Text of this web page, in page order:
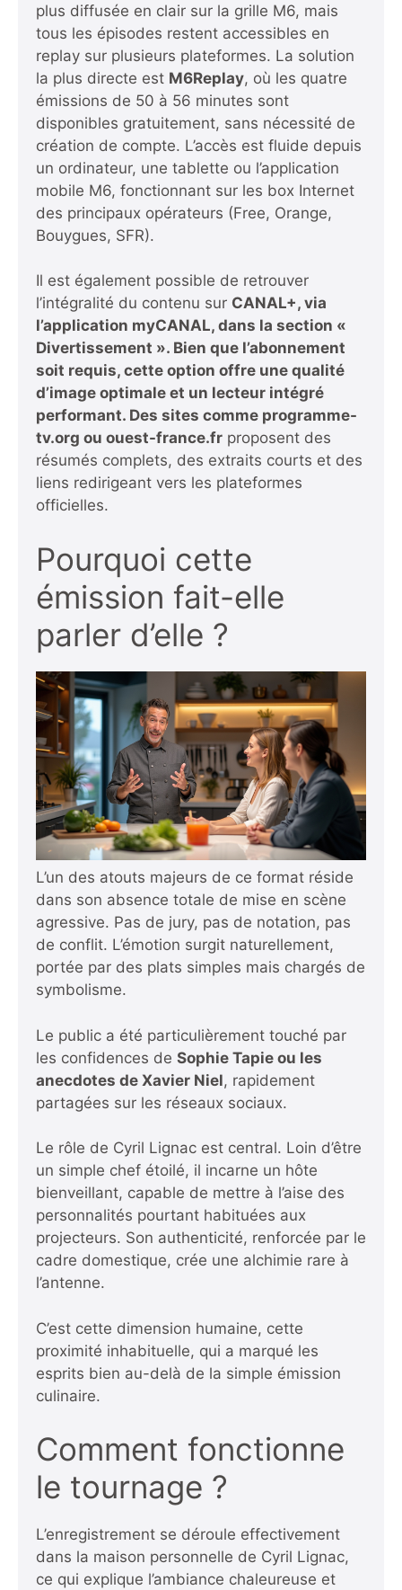
plus diffusée en clair sur la grille M6, mais
tous les épisodes restent accessibles en
replay sur plusieurs plateformes. La solution
la plus directe est M6Replay, où les quatre
émissions de 50 à 56 minutes sont
disponibles gratuitement, sans nécessité de
création de compte. L’accès est fluide depuis
un ordinateur, une tablette ou l’application
mobile M6, fonctionnant sur les box Internet
des principaux opérateurs (Free, Orange,
Bouygues, SFR).
Il est également possible de retrouver
l’intégralité du contenu sur CANAL+, via
l’application myCANAL, dans la section «
Divertissement ». Bien que l’abonnement
soit requis, cette option offre une qualité
d’image optimale et un lecteur intégré
performant. Des sites comme programme-
tv.org ou ouest-france.fr proposent des
résumés complets, des extraits courts et des
liens redirigeant vers les plateformes
officielles.
Pourquoi cette
émission fait-elle
parler d’elle ?
L’un des atouts majeurs de ce format réside
dans son absence totale de mise en scène
agressive. Pas de jury, pas de notation, pas
de conflit. L’émotion surgit naturellement,
portée par des plats simples mais chargés de
symbolisme.
Le public a été particulièrement touché par
les confidences de Sophie Tapie ou les
anecdotes de Xavier Niel, rapidement
partagées sur les réseaux sociaux.
Le rôle de Cyril Lignac est central. Loin d’être
un simple chef étoilé, il incarne un hôte
bienveillant, capable de mettre à l’aise des
personnalités pourtant habituées aux
projecteurs. Son authenticité, renforcée par le
cadre domestique, crée une alchimie rare à
l’antenne.
C’est cette dimension humaine, cette
proximité inhabituelle, qui a marqué les
esprits bien au-delà de la simple émission
culinaire.
Comment fonctionne
le tournage ?
L’enregistrement se déroule effectivement
dans la maison personnelle de Cyril Lignac,
ce qui explique l’ambiance chaleureuse et